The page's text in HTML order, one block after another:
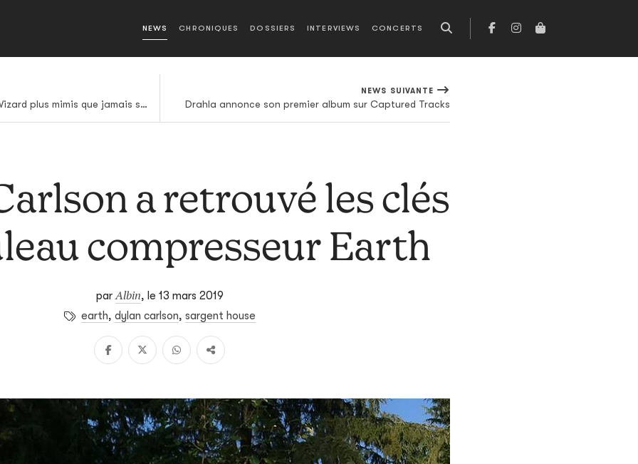
NEWS CHRONIQUES DOSSIERS INTERVIEWS CONCERTS
King Gizzard & The Lizard Wizard plus mimis que jamais sur leur nouveau titre
NEWS SUIVANTE
Drahla annonce son premier album sur Captured Tracks
a retrouvé les clés
compresseur Earth
parAlbin, le 13 mars 2019
earth, dylan carlson, sargent house